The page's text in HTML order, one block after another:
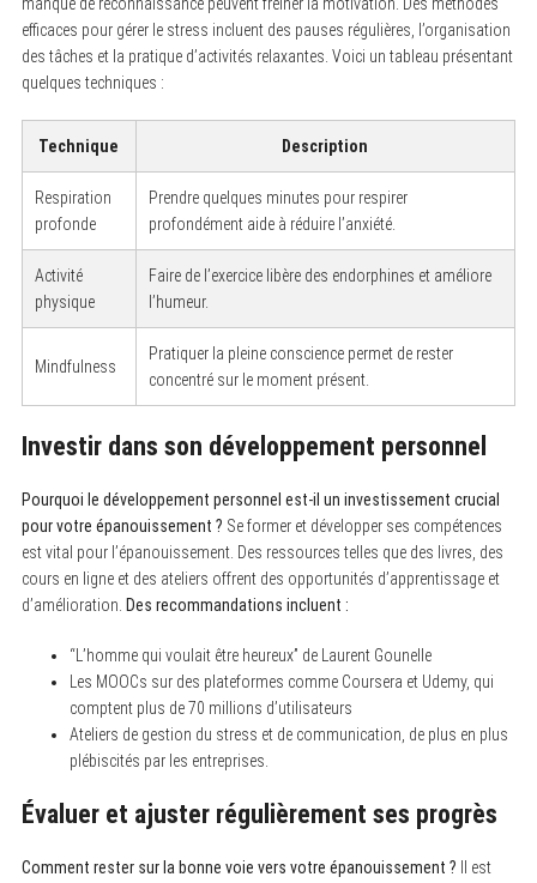
efficaces pour gérer le stress incluent des pauses régulières, l’organisation
des tâches et la pratique d’activités relaxantes. Voici un tableau présentant
quelques techniques :
Technique Description
Respiration
profonde
Prendre quelques minutes pour respirer
profondément aide à réduire l’anxiété.
Activité
physique
Faire de l’exercice libère des endorphines et améliore
l’humeur.
Mindfulness
Pratiquer la pleine conscience permet de rester
concentré sur le moment présent.
Investir dans son développement personnel
Pourquoi le développement personnel est-il un investissement crucial
pour votre épanouissement ? Se former et développer ses compétences
est vital pour l’épanouissement. Des ressources telles que des livres, des
cours en ligne et des ateliers offrent des opportunités d’apprentissage et
d’amélioration. Des recommandations incluent :
“L’homme qui voulait être heureux” de Laurent Gounelle
Les MOOCs sur des plateformes comme Coursera et Udemy, qui
comptent plus de 70 millions d’utilisateurs
Ateliers de gestion du stress et de communication, de plus en plus
plébiscités par les entreprises.
Évaluer et ajuster régulièrement ses progrès
Comment rester sur la bonne voie vers votre épanouissement ? Il est